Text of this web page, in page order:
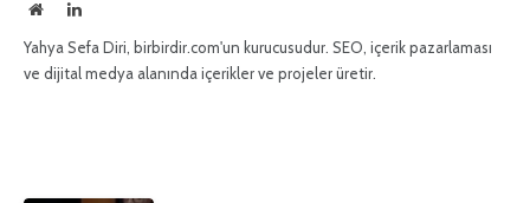
İnternetLinkedIn
Yahya Sefa Diri, birbirdir.com'un kurucusudur. SEO, içerik pazarlaması
ve dijital medya alanında içerikler ve projeler üretir.